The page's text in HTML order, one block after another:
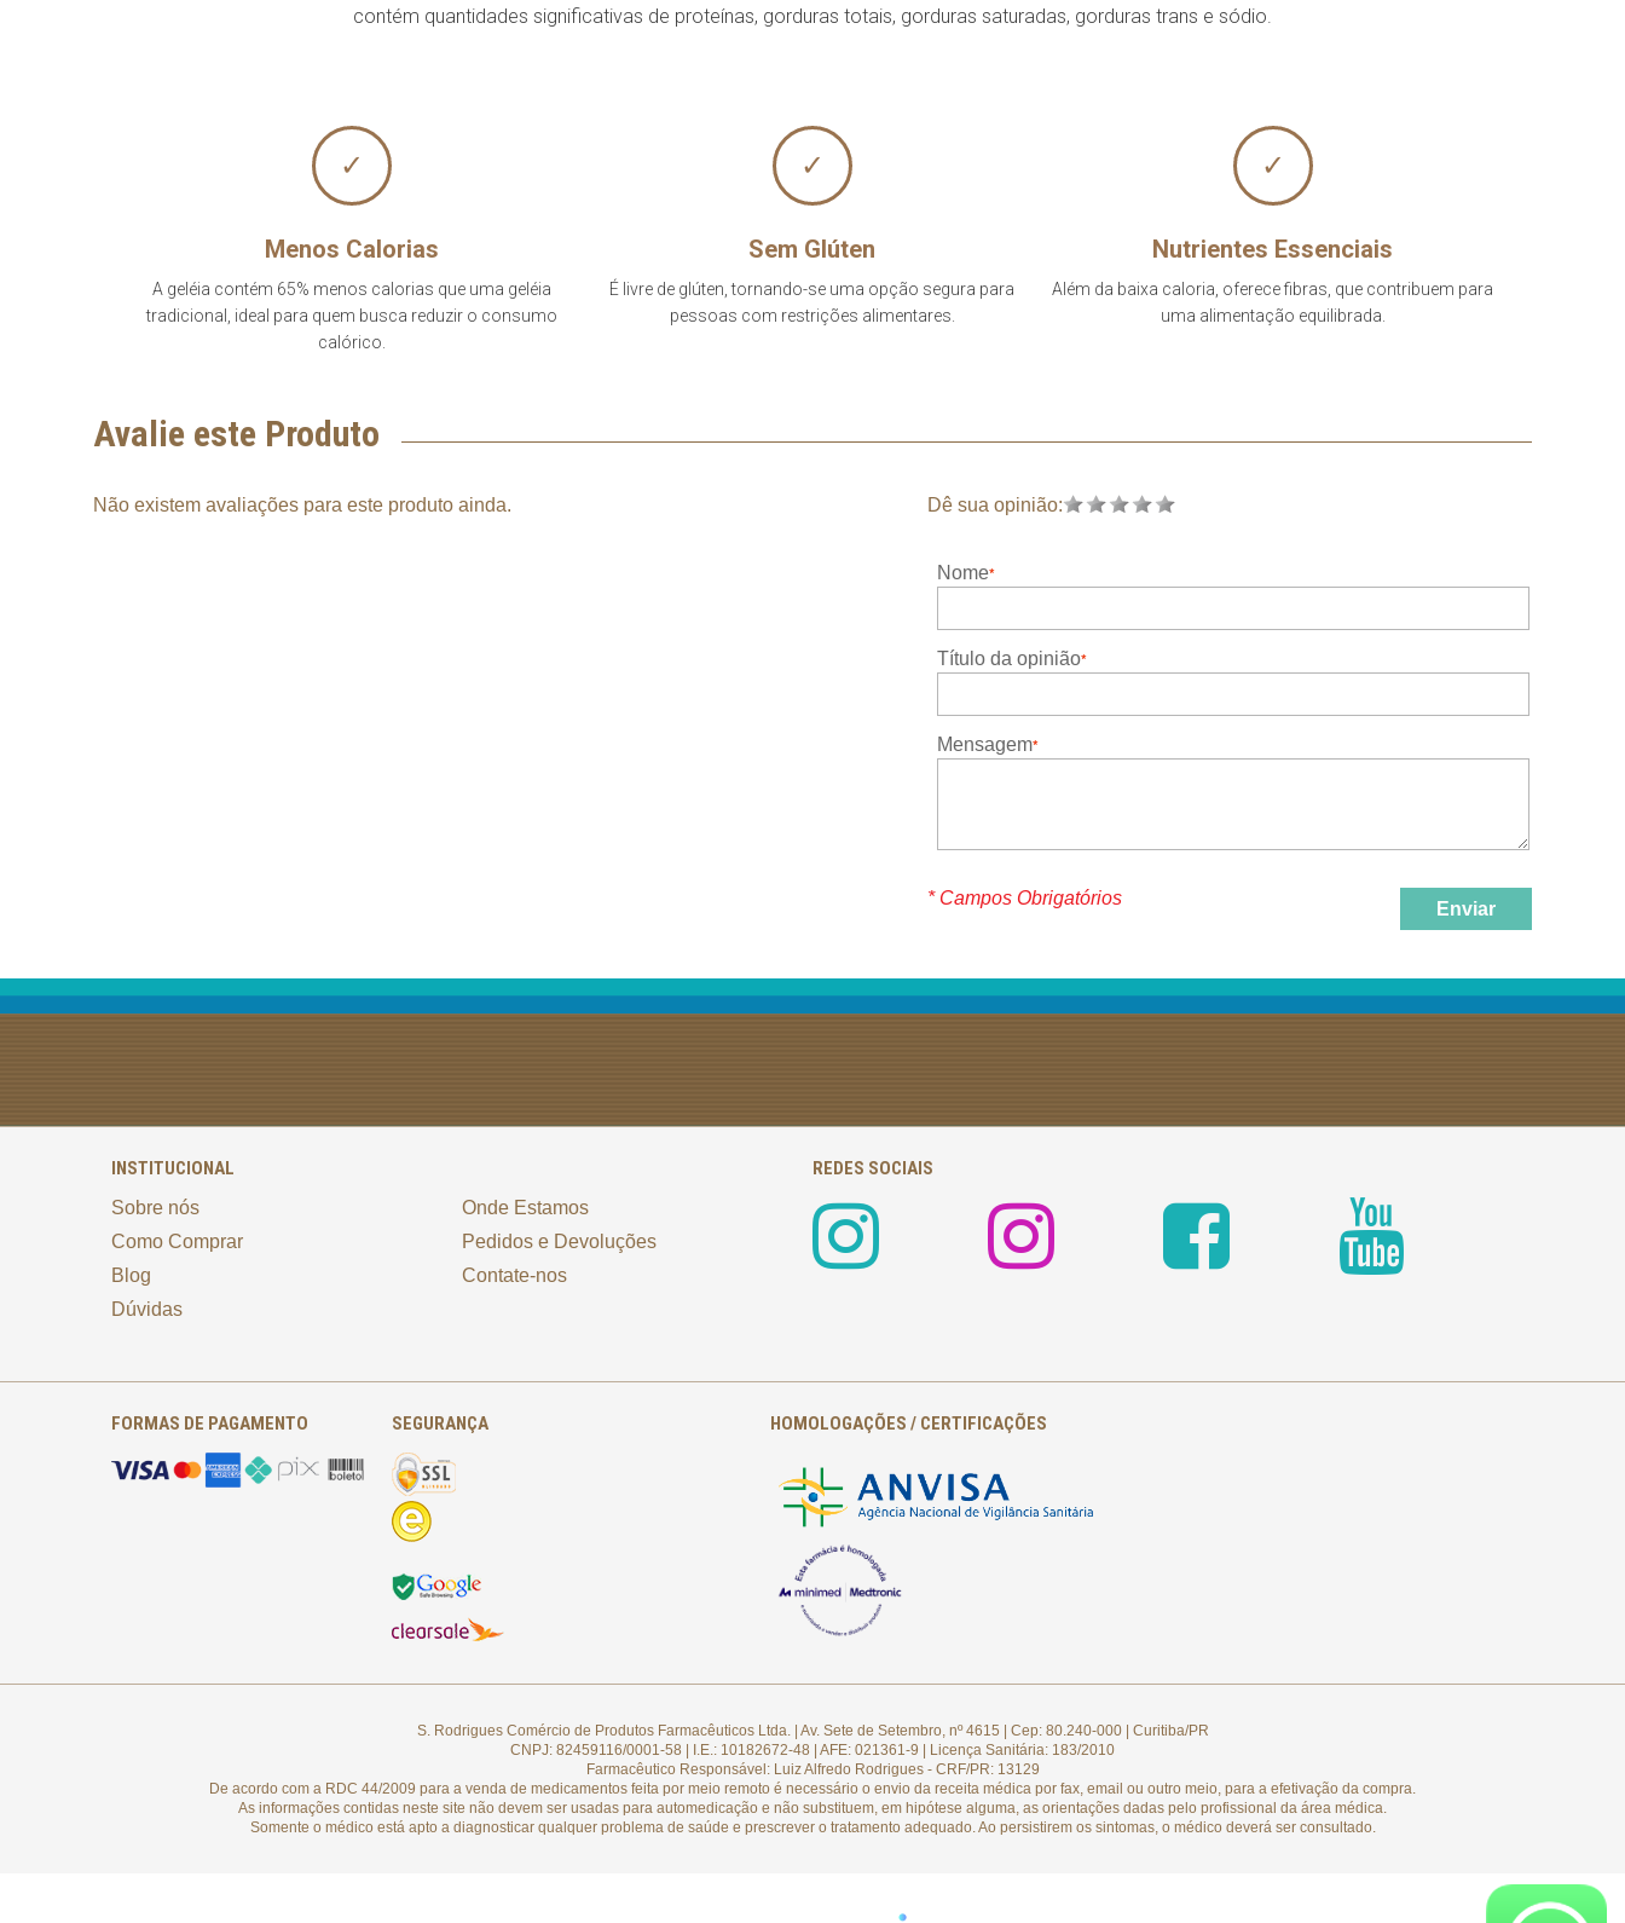
contém quantidades significativas de proteínas, gorduras totais, gorduras saturadas, gorduras trans e sódio.
✓
Menos Calorias
A geléia contém 65% menos calorias que uma geléia
tradicional, ideal para quem busca reduzir o consumo
calórico.
✓
Sem Glúten
É livre de glúten, tornando-se uma opção segura para
pessoas com restrições alimentares.
✓
Nutrientes Essenciais
Além da baixa caloria, oferece fibras, que contribuem para
uma alimentação equilibrada.
Avalie este Produto
Não existem avaliações para este produto ainda. Dê sua opinião:
Nome
Título da opinião
Mensagem
* Campos Obrigatórios
Enviar
INSTITUCIONAL
Sobre nós
Como Comprar
Blog
Dúvidas
Onde Estamos
Pedidos e Devoluções
Contate-nos
REDES SOCIAIS
FORMAS DE PAGAMENTO SEGURANÇA HOMOLOGAÇÕES / CERTIFICAÇÕES
S. Rodrigues Comércio de Produtos Farmacêuticos Ltda. | Av. Sete de Setembro, nº 4615 | Cep: 80.240-000 | Curitiba/PR
CNPJ: 82459116/0001-58 | I.E.: 10182672-48 | AFE: 021361-9 | Licença Sanitária: 183/2010
Farmacêutico Responsável: Luiz Alfredo Rodrigues - CRF/PR: 13129
De acordo com a RDC 44/2009 para a venda de medicamentos feita por meio remoto é necessário o envio da receita médica por fax, email ou outro meio, para a efetivação da compra.
As informações contidas neste site não devem ser usadas para automedicação e não substituem, em hipótese alguma, as orientações dadas pelo profissional da área médica.
Somente o médico está apto a diagnosticar qualquer problema de saúde e prescrever o tratamento adequado. Ao persistirem os sintomas, o médico deverá ser consultado.